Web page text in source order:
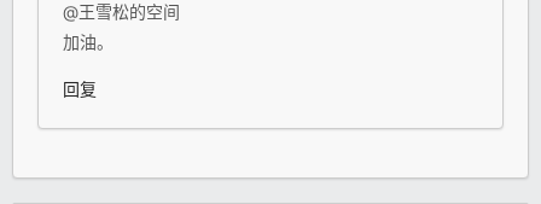
@王雪松的空间
加油。
回复